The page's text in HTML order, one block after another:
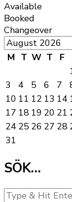
Available
Booked
Changeover
M T W T F
3
4 5 6 7
10 11 12 13 14
17 18 19 20 21
24 25 26 27 28
31
SÖK…
Looking